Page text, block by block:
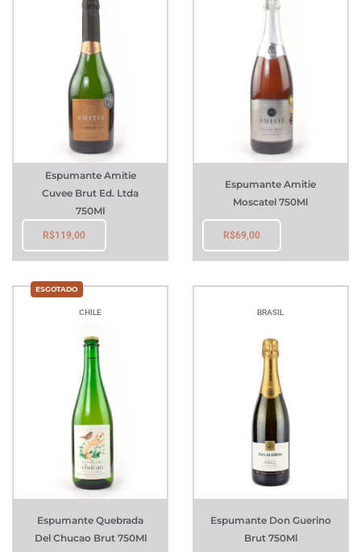
Espumante Amitie
Cuvee Brut Ed. Ltda
750Ml
R$119,00
Espumante Amitie
Moscatel 750Ml
R$69,00
CHILE
Espumante Quebrada
Del Chucao Brut 750Ml
BRASIL
Espumante Don Guerino
Brut 750Ml